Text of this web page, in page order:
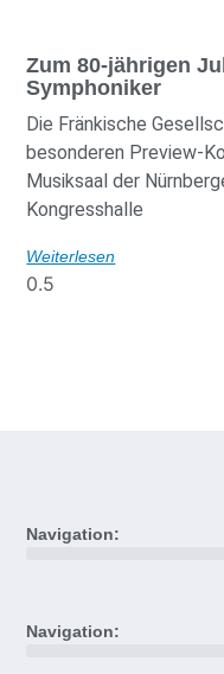
Zum 80-jährigen
Symphoniker
Die Fränkische
besonderen Preview-
Musiksaal der
Kongresshalle
Weiterlesen
Navigation:
Navigation: